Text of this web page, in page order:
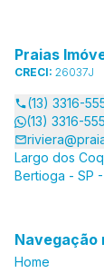
Praias
CRECI: 26037J
(13) 3316-
(13) 3316-
Largo dos
Bertioga - SP
Navegação
Home